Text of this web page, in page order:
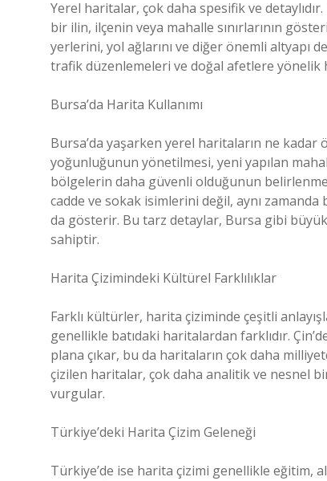
Yerel haritalar, çok daha spesifik ve
bir ilin, ilçenin veya mahalle sınırlarının
yerlerini, yol ağlarını ve diğer önemli altyapı
trafik düzenlemeleri ve doğal afetlere yönelik
Bursa’da Harita Kullanımı
Bursa’da yaşarken yerel haritaların ne
yoğunluğunun yönetilmesi, yeni yapılan
bölgelerin daha güvenli olduğunun
cadde ve sokak isimlerini değil, aynı
da gösterir. Bu tarz detaylar, Bursa gibi
sahiptir.
Harita Çizimindeki Kültürel Farklılıklar
Farklı kültürler, harita çiziminde çeşitli
genellikle batıdaki haritalardan farklıdır.
plana çıkar, bu da haritaların çok daha
çizilen haritalar, çok daha analitik ve nesnel
vurgular.
Türkiye’deki Harita Çizim Geleneği
Türkiye’de ise harita çizimi genellikle eğitim,